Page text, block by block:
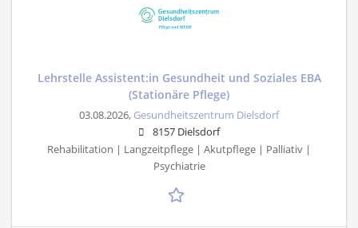
Lehrstelle Assistent:in Gesundheit und Soziales EBA
(Stationäre Pflege)
03.08.2026, Gesundheitszentrum Dielsdorf
8157 Dielsdorf
Rehabilitation | Langzeitpflege | Akutpflege | Palliativ |
Psychiatrie